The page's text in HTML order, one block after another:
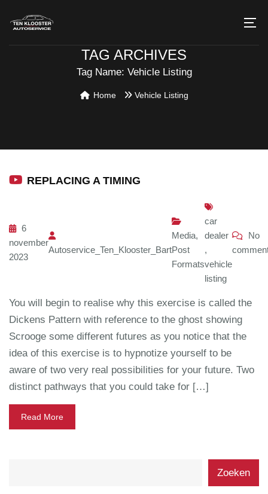
TAG ARCHIVES
Tag Name: Vehicle Listing
Home Vehicle Listing
REPLACING A TIMING
6
november
2023
Autoservice_Ten_Klooster_Bart
Media,
Post
Formats
car
dealer
,
vehicle
listing
No
You will begin to realise why this exercise is called the
Dickens Pattern with reference to the ghost showing
Scrooge some different futures as you notice that the
idea of this exercise is to hypnotize yourself to be
aware of two very real possibilities for your future. Two
distinct pathways that you could take for […]
Read More
Zoeken